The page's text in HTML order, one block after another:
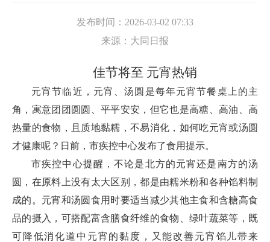
发布时间： 2026-03-02 07:33
来源： 大同日报
佳节将至 元宵热销
元宵节临近，元宵、汤圆是每年元宵节餐桌上的主
角，寓意团团圆圆、平平安安，但它也是高糖、高油、高
热量的食物，且质地黏糯，不易消化，如何吃元宵或汤圆
才健康呢？日前，市疾控中心发布了食用提示。
市疾控中心提醒，不论是北方的元宵还是南方的汤
圆，在原料上没有太大区别，都是由糯米粉和各种馅料制
成的。元宵和汤圆食用时要适当减少其他主食和含糖高食
品的摄入，可搭配富含膳食纤维的食物、绿叶蔬菜等，既
可降低消化道中元宵的黏度，又能改善元宵馅儿带来